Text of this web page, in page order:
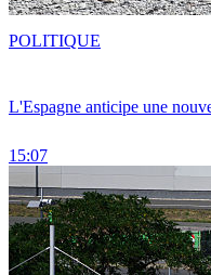
L'Espagne anticipe une
15:07
POLITIQUE